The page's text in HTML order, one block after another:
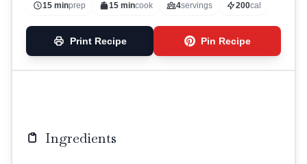
15 minprep 15 mincook 4servings 200cal
Print Recipe Pin Recipe
Ingredients